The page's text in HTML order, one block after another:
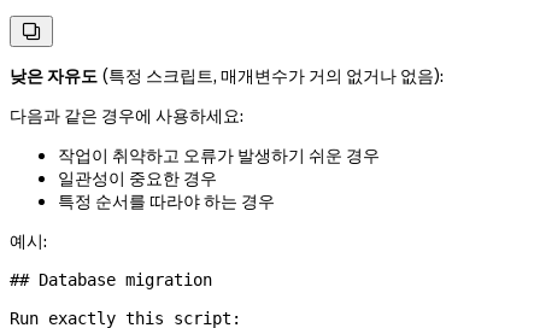

낮은 자유도 (특정 스크립트, 매개변수가 거의 없거나 없음):
다음과 같은 경우에 사용하세요:
작업이 취약하고 오류가 발생하기 쉬운 경우
일관성이 중요한 경우
특정 순서를 따라야 하는 경우
예시:
## Database migration
Run exactly this script: